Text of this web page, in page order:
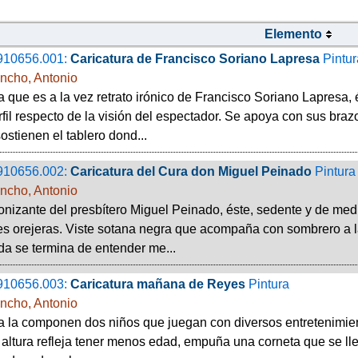
Elemento
Caricatura de Francisco Soriano Lapresa
Antonio
que es a la vez retrato irónico de Francisco Soriano
respecto de la visión del espectador. Se apoya con sus
el tablero dond...
Caricatura del Cura don Miguel Peinado Pintura
Antonio
del presbítero Miguel Peinado, éste, sedente y de
orejeras. Viste sotana negra que acompaña con sombrero
se termina de entender me...
Caricatura mañana de Reyes Pintura
Antonio
la componen dos niños que juegan con diversos
refleja tener menos edad, empuña una corneta que se